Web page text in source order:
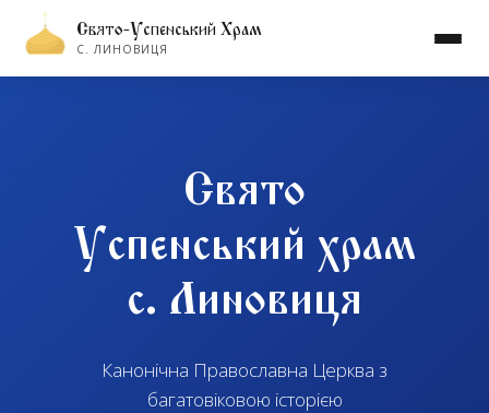
Свято-Успенський Храм
С. ЛИНОВИЦЯ
Свято
Успенський храм
с. Линовиця
Канонічна Православна Церква з
багатовіковою історією